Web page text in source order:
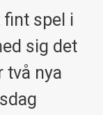
fint spel i
sig det
två nya